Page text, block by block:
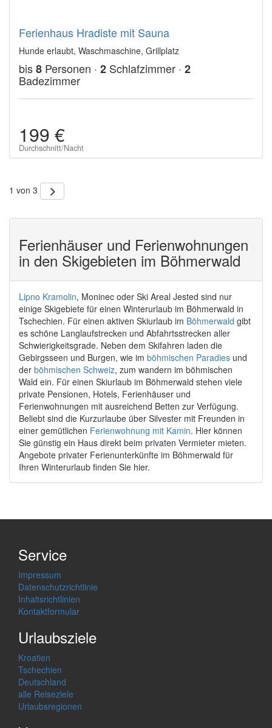
Ferienhaus Hradiste mit Sauna
Hunde erlaubt, Waschmaschine, Grillplatz
bis8 Personen · 2 Schlafzimmer · 2
Badezimmer
199 €
Durchschnitt/Nacht
1 von 3
Ferienhäuser und Ferienwohnungen
in den Skigebieten im Böhmerwald
Lipno Kramolin, Moninec oder Ski Areal Jested sind nur
einige Skigebiete für einen Winterurlaub im Böhmerwald in
Tschechien. Für einen aktiven Skiurlaub im Böhmerwald gibt
es schöne Langlaufstrecken und Abfahrtsstrecken aller
Schwierigkeitsgrade. Neben dem Skifahren laden die
Gebirgsseen und Burgen, wie im böhmischen Paradies und
der böhmischen Schweiz, zum wandern im böhmischen
Wald ein. Für einen Skiurlaub im Böhmerwald stehen viele
private Pensionen, Hotels, Ferienhäuser und
Ferienwohnungen mit ausreichend Betten zur Verfügung.
Beliebt sind die Kurzurlaube über Silvester mit Freunden in
einer gemütlichen Ferienwohnung mit Kamin. Hier können
Sie günstig ein Haus direkt beim privaten Vermieter mieten.
Angebote privater Ferienunterkünfte im Böhmerwald für
Ihren Winterurlaub finden Sie hier.
Service
Impressum
Datenschutzrichtlinie
Inhaltsrichtlinien
Kontaktformular
Urlaubsziele
Kroatien
Tschechien
Deutschland
alle Reiseziele
Urlaubsregionen